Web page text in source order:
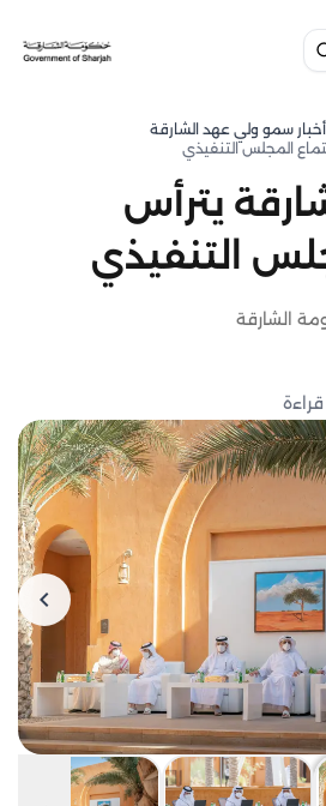
⁠أخبار سمو ولي عهد الشارقة
المجلس التنفيذي
يترأس
التنفيذي
الشارقة